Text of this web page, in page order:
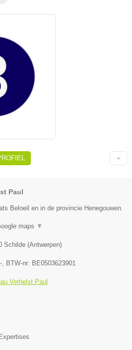
Paul
Beloeil en in de provincie Henegouwen.
maps ▼
Schilde (Antwerpen)
- , BTW-nr: BE0503623901
Verhelst Paul